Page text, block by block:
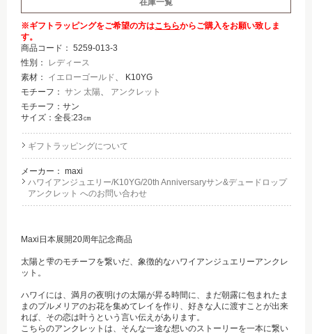
在庫一覧
※ギフトラッピングをご希望の方はこちらからご購入をお願い致しま
す。
商品コード： 5259-013-3
性別：
レディース
素材： イエローゴールド、 K10YG
モチーフ： サン 太陽、 アンクレット
モチーフ：サン
サイズ：全長:23㎝
ギフトラッピングについて
メーカー： maxi
ハワイアンジュエリー/K10YG/20th Anniversaryサン&デュードロップ
アンクレット へのお問い合わせ
Maxi日本展開20周年記念商品
太陽と雫のモチーフを繋いだ、象徴的なハワイアンジュエリーアンクレ
ット。
ハワイには、満月の夜明けの太陽が昇る時間に、まだ朝露に包まれたま
まのプルメリアのお花を集めてレイを作り、好きな人に渡すことが出来
れば、その恋は叶うという言い伝えがあります。
こちらのアンクレットは、そんな一途な想いのストーリーを一本に繋い